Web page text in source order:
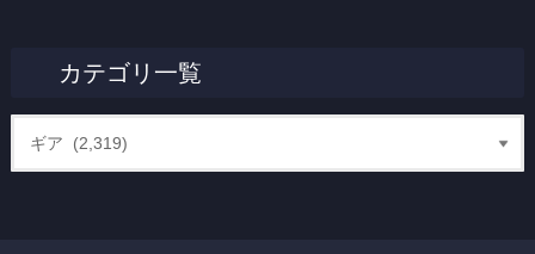
カテゴリ一覧